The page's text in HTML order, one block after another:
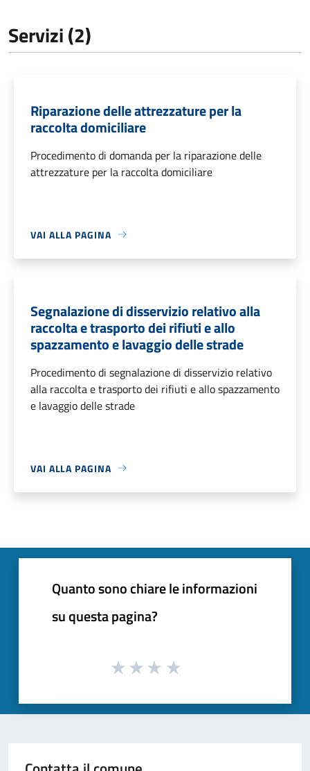
Servizi (2)
Riparazione delle attrezzature per la
raccolta domiciliare
Procedimento di domanda per la riparazione delle
attrezzature per la raccolta domiciliare
VAI ALLA PAGINA
Segnalazione di disservizio relativo alla
raccolta e trasporto dei rifiuti e allo
spazzamento e lavaggio delle strade
Procedimento di segnalazione di disservizio relativo
alla raccolta e trasporto dei rifiuti e allo spazzamento
e lavaggio delle strade
VAI ALLA PAGINA
Quanto sono chiare le informazioni
su questa pagina?